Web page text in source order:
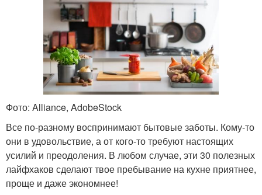
Фото: Alliance, AdobeStock
Все по-разному воспринимают бытовые заботы. Кому-то
они в удовольствие, а от кого-то требуют настоящих
усилий и преодоления. В любом случае, эти 30 полезных
лайфхаков сделают твое пребывание на кухне приятнее,
проще и даже экономнее!